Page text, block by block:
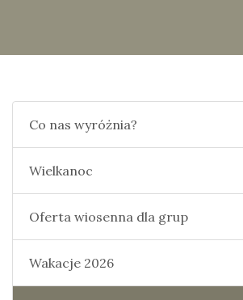
Co nas wyróżnia?
Wielkanoc
Oferta wiosenna dla grup
Wakacje 2026